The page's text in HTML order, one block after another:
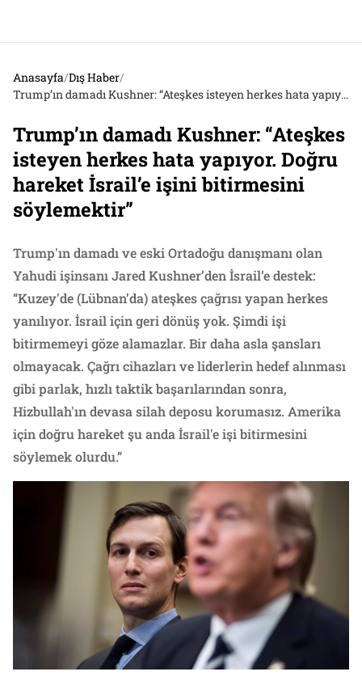
Anasayfa/Dış Haber/
Trump’ın damadı Kushner: “Ateşkes isteyen herkes hata yapıyor. Doğru hareket İsrail’e işini bitirmesini söylemektir”
Trump’ın damadı Kushner: “Ateşkes
isteyen herkes hata yapıyor. Doğru
hareket İsrail’e işini bitirmesini
söylemektir”
Trump'ın damadı ve eski Ortadoğu danışmanı olan
Yahudi işinsanı Jared Kushner’den İsrail’e destek:
“Kuzey'de (Lübnan’da) ateşkes çağrısı yapan herkes
yanılıyor. İsrail için geri dönüş yok. Şimdi işi
bitirmemeyi göze alamazlar. Bir daha asla şansları
olmayacak. Çağrı cihazları ve liderlerin hedef alınması
gibi parlak, hızlı taktik başarılarından sonra,
Hizbullah'ın devasa silah deposu korumasız. Amerika
için doğru hareket şu anda İsrail'e işi bitirmesini
söylemek olurdu.”